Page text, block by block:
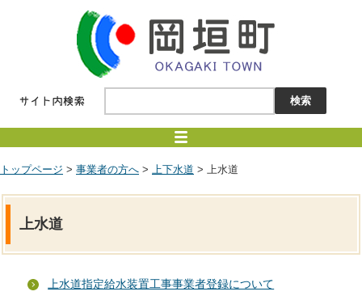
トップページ > 事業者の方へ > 上下水道 > 上水道
上水道
上水道指定給水装置工事事業者登録について